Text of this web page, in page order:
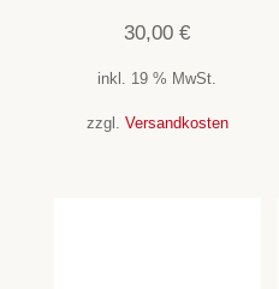
30,00€
inkl. 19 % MwSt.
zzgl. Versandkosten